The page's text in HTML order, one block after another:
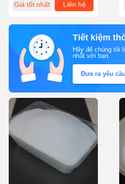
Giá tốt nhất Liên hệ
Tiết kiệm
Hãy để chúng tôi
nhất với bạn.
Đưa ra yêu